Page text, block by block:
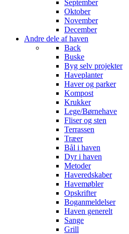
September
Oktober
November
December
Andre dele af haven
Back
Buske
Byg selv projekter
Haveplanter
Haver og parker
Kompost
Krukker
Lege/Børnehave
Fliser og sten
Terrassen
Træer
Bål i haven
Dyr i haven
Metoder
Haveredskaber
Havemøbler
Opskrifter
Boganmeldelser
Haven generelt
Sange
Grill